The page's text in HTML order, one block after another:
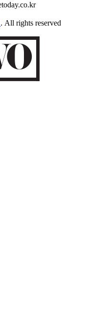
. All rights reserved